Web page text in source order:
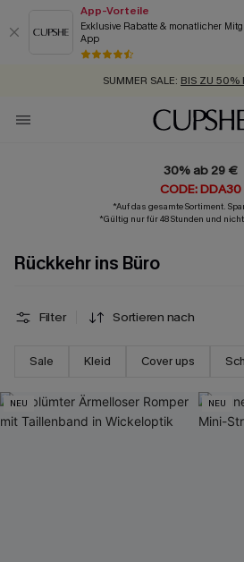
App-Vorteile
Exklusive Rabatte & monatlicher
App
GRATIS MASSBAND MIT JEDEM
SUMMER SALE:
ZUM NEWSLETTER:BIS ZU -20%
KOSTENLOSER VERSAND
30% ab 29 €
CODE: DDA30
*Auf das gesamte Sortiment.
*Gültig nur für 48 Stunden und
Rückkehr ins Büro
Filter Sortieren nach
Sale Kleid Cover ups
NEU NEU